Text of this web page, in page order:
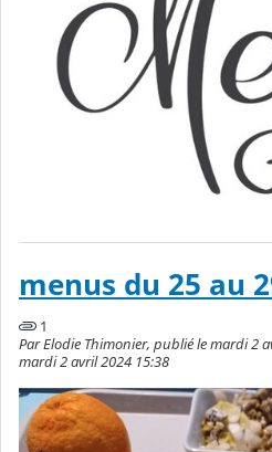
menus du 25 au
1
Par Elodie Thimonier, publié le mardi 2
mardi 2 avril 2024 15:38